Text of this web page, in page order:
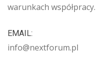
warunkach współpracy.
EMAIL:
info@nextforum.pl